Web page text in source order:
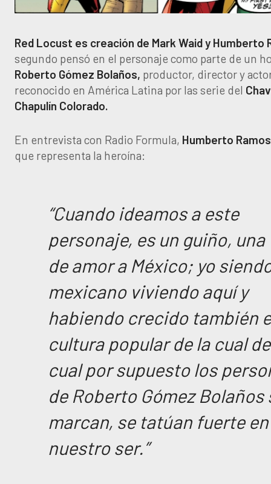
Red Locust es creación de Mark Waid y Humberto
segundo pensó en el personaje como parte de un
Roberto Gómez Bolaños, productor, director y
reconocido en América Latina por las serie del
Chapulín Colorado.
En entrevista con Radio Formula, Humberto Ramos
que representa la heroína:
“Cuando ideamos a este
personaje, es un guiño,
de amor a México; yo
mexicano viviendo aquí y
habiendo crecido también
cultura popular de la cual
cual por supuesto los
de Roberto Gómez Bolaños
marcan, se tatúan fuerte en
nuestro ser.”